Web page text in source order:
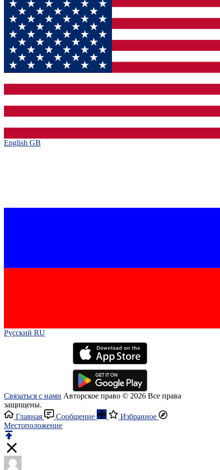
English GB‎
Русский RU‎
Связаться с нами Авторское право © 2026 Все права
защищены.
Главная
Сообщение
Избранное
Местоположение